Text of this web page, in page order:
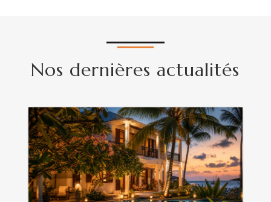
Nos dernières actualités